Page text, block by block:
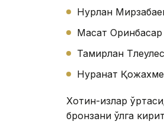
Нурлан
Мақсат
Тамирлан
Нурқанат
Хотин-қизлар
бронзани қўлга